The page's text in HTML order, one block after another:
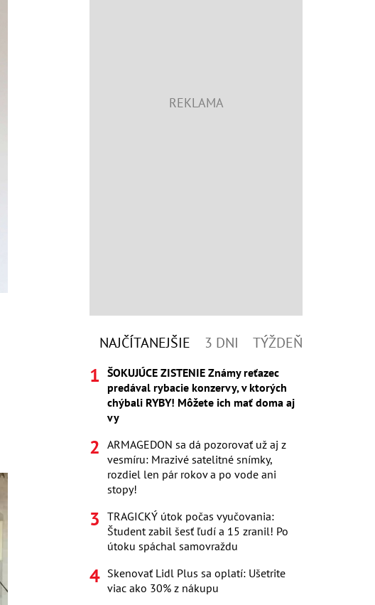
NAJČÍTANEJŠIE 3 DNI TÝŽDEŇ
ŠOKUJÚCE ZISTENIE Známy reťazec
predával rybacie konzervy, v ktorých
chýbali RYBY! Môžete ich mať doma aj
vy
ARMAGEDON sa dá pozorovať už aj z
vesmíru: Mrazivé satelitné snímky,
rozdiel len pár rokov a po vode ani
stopy!
TRAGICKÝ útok počas vyučovania:
Študent zabil šesť ľudí a 15 zranil! Po
útoku spáchal samovraždu
Skenovať Lidl Plus sa oplatí: Ušetrite
viac ako 30% z nákupu